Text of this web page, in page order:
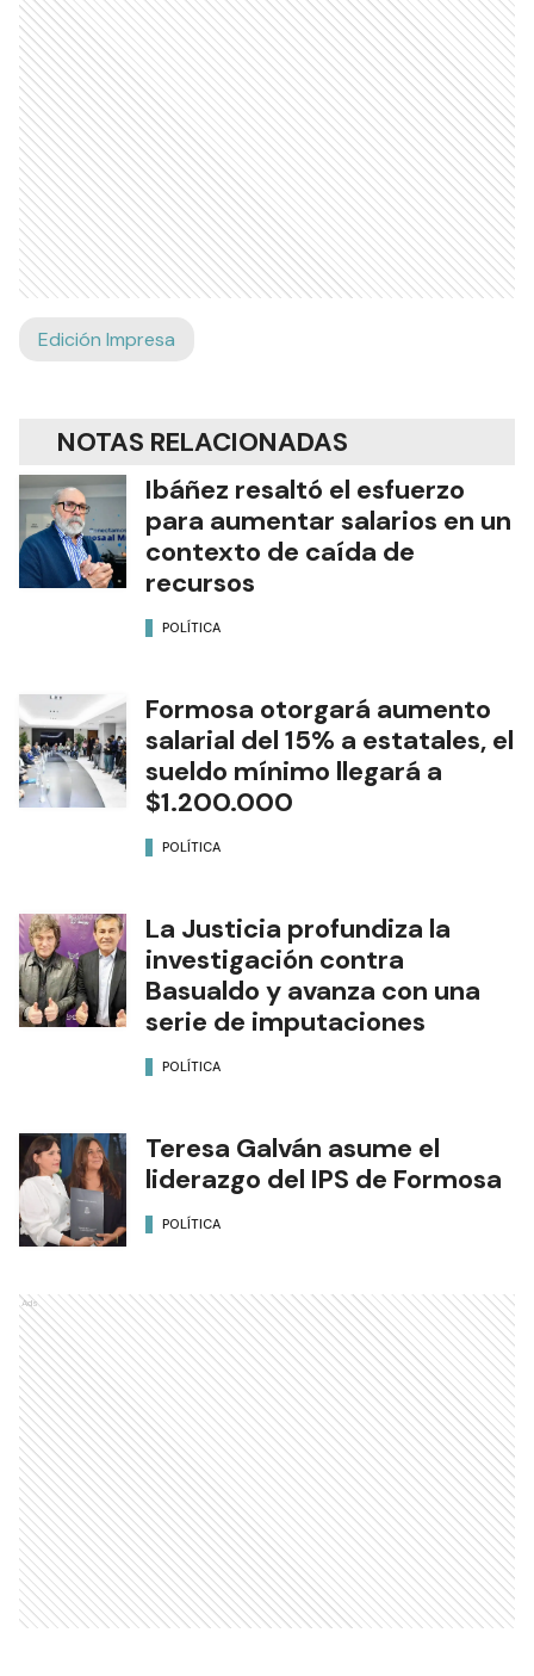
Edición Impresa
NOTAS RELACIONADAS
Ibáñez resaltó el esfuerzo
para aumentar salarios en un
contexto de caída de
recursos
POLÍTICA
Formosa otorgará aumento
salarial del 15% a estatales, el
sueldo mínimo llegará a
$1.200.000
POLÍTICA
La Justicia profundiza la
investigación contra
Basualdo y avanza con una
serie de imputaciones
POLÍTICA
Teresa Galván asume el
liderazgo del IPS de Formosa
POLÍTICA
Ads